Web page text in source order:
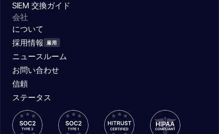
SIEM 交換ガイド
会社
について
採用情報
雇用
ニュースルーム
お問い合わせ
信頼
ステータス